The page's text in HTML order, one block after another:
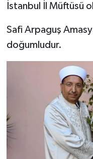
İstanbul İl Müftüsü
Safi Arpaguş
doğumludur.